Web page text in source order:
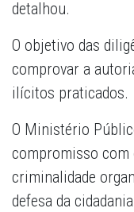
detalhou.
O objetivo das
comprovar a
ilícitos praticados.
O Ministério
compromisso com
criminalidade
defesa da